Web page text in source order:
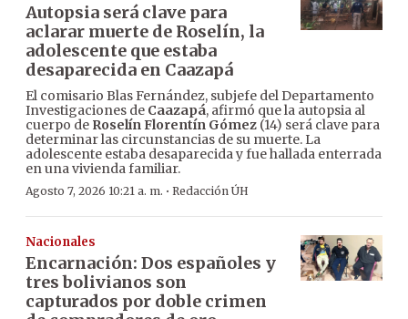
Autopsia será clave para
aclarar muerte de Roselín, la
adolescente que estaba
desaparecida en Caazapá
El comisario Blas Fernández, subjefe del Departamento
Investigaciones de Caazapá, afirmó que la autopsia al
cuerpo de Roselín Florentín Gómez (14) será clave para
determinar las circunstancias de su muerte. La
adolescente estaba desaparecida y fue hallada enterrada
en una vivienda familiar.
Agosto 7, 2026 10:21 a. m. · Redacción ÚH
Nacionales
Encarnación: Dos españoles y
tres bolivianos son
capturados por doble crimen